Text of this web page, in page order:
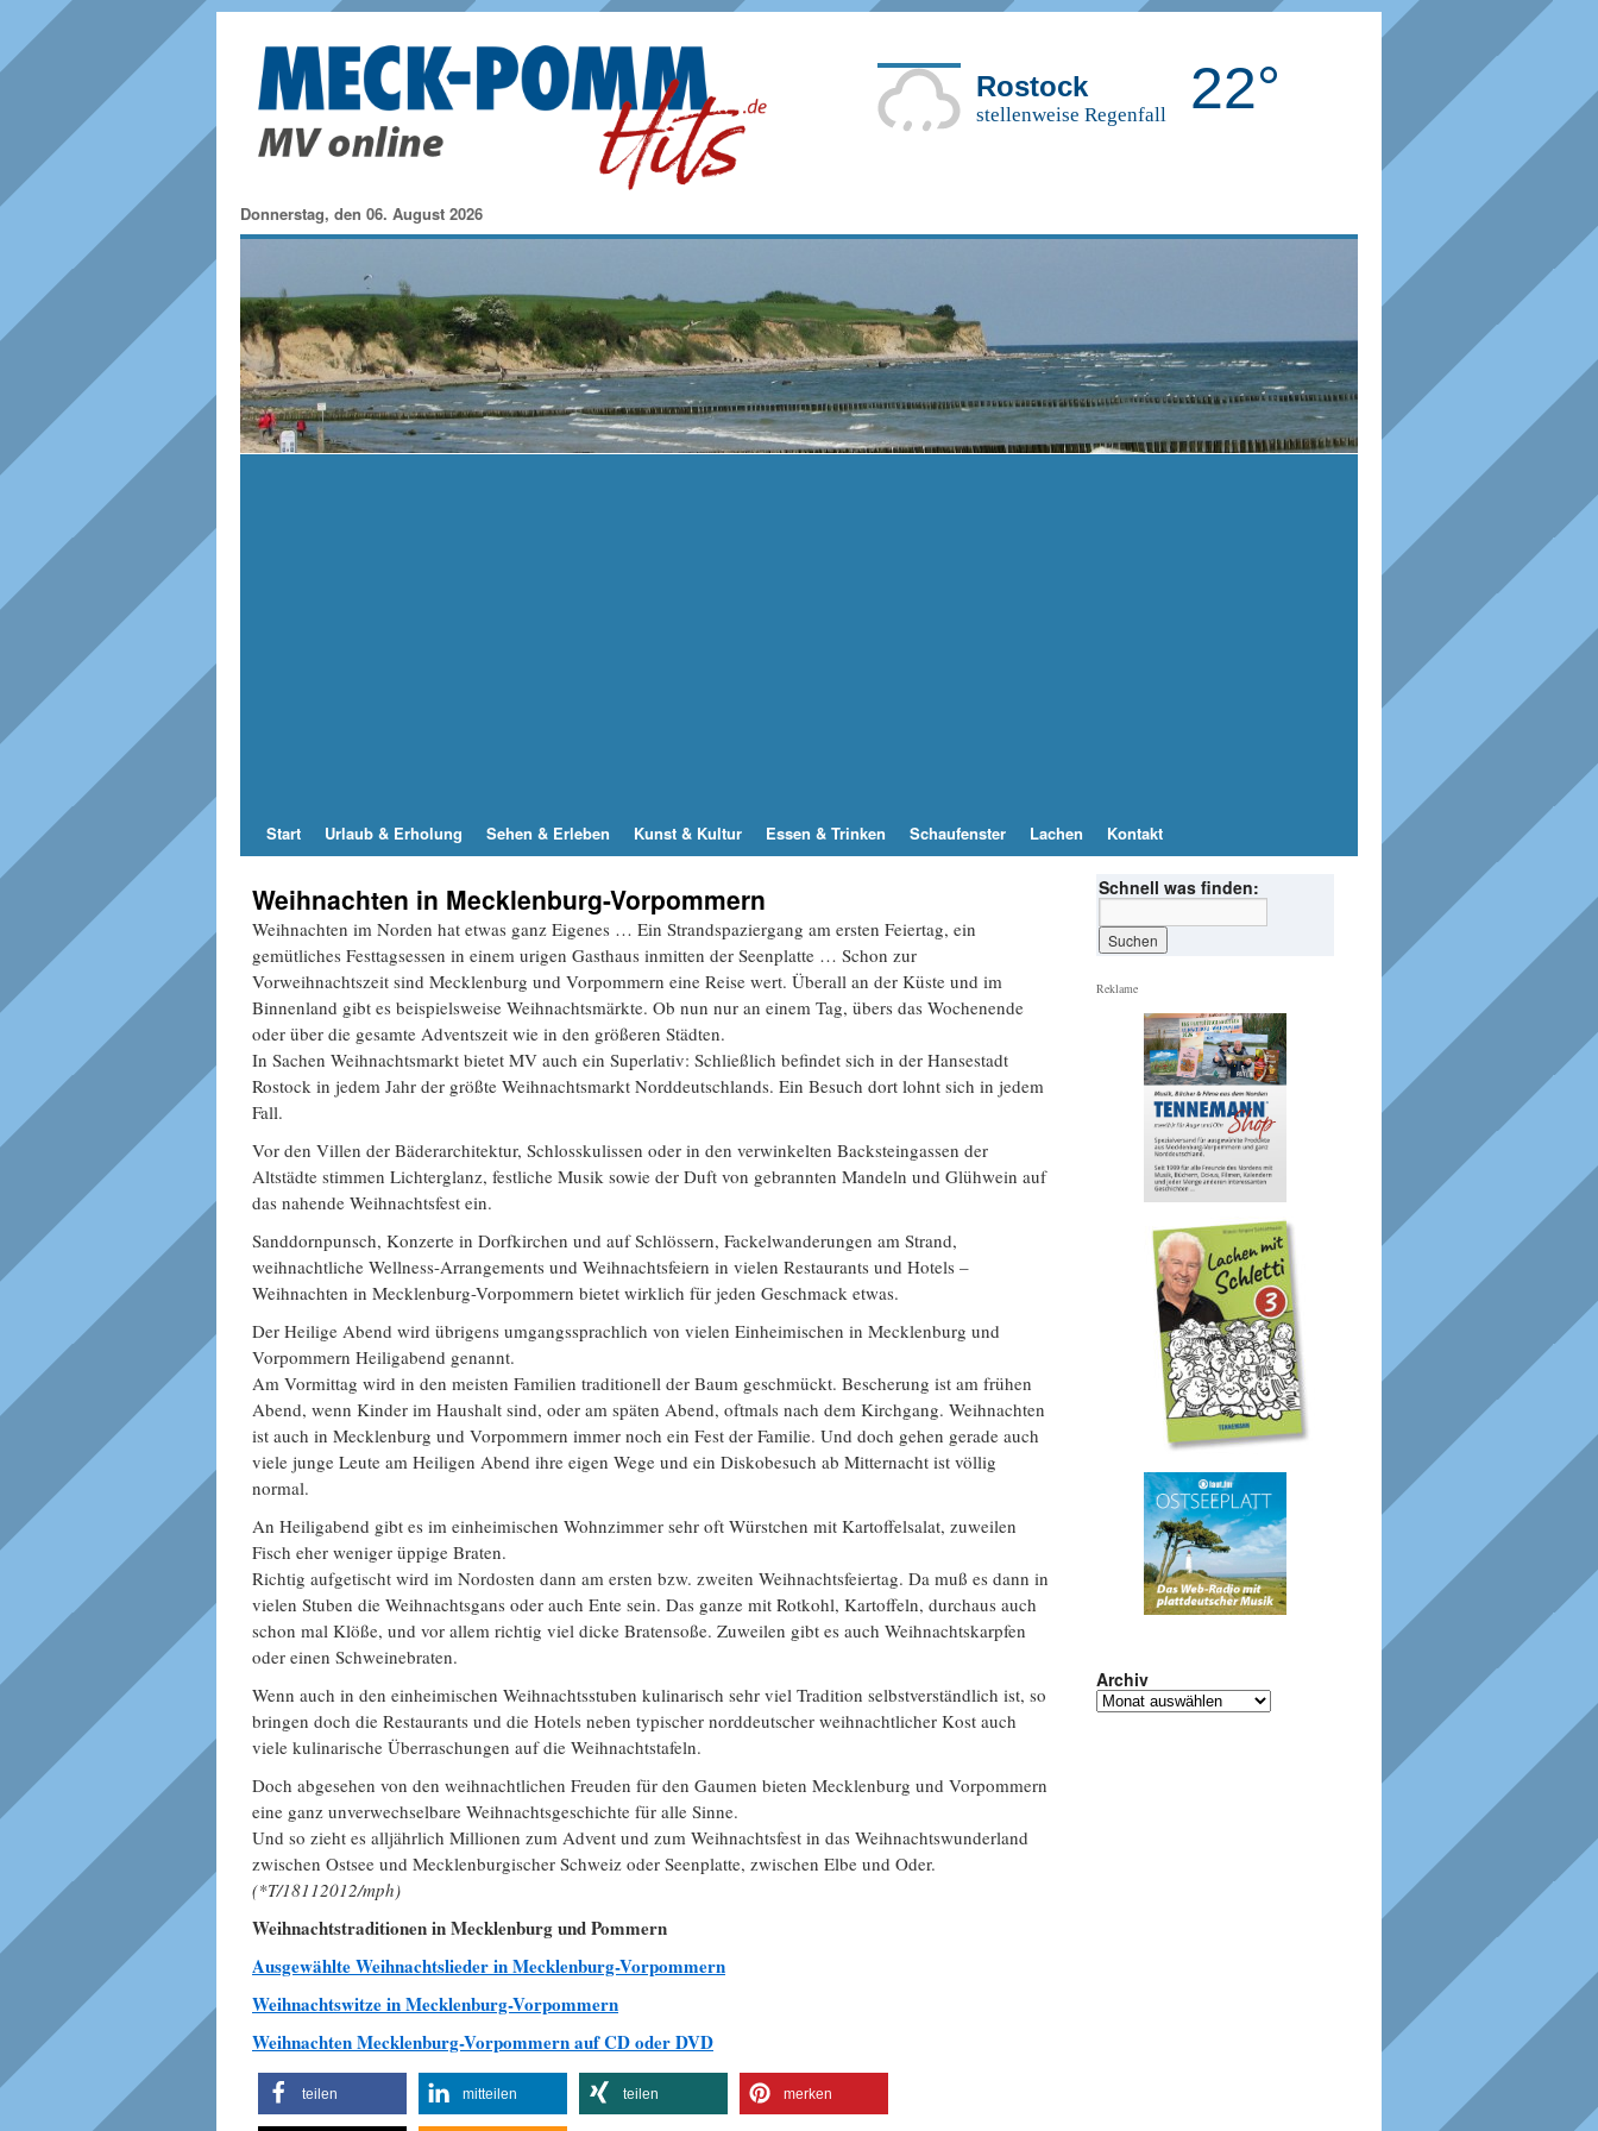
Donnerstag, den 06. August 2026
Rostock
stellenweise Regenfall 22°
Start Urlaub & Erholung Sehen & Erleben Kunst & Kultur Essen & Trinken Schaufenster Lachen Kontakt
Weihnachten in Mecklenburg-Vorpommern
Weihnachten im Norden hat etwas ganz Eigenes … Ein Strandspaziergang am ersten Feiertag, ein
gemütliches Festtagsessen in einem urigen Gasthaus inmitten der Seenplatte … Schon zur
Vorweihnachtszeit sind Mecklenburg und Vorpommern eine Reise wert. Überall an der Küste und im
Binnenland gibt es beispielsweise Weihnachtsmärkte. Ob nun nur an einem Tag, übers das Wochenende
oder über die gesamte Adventszeit wie in den größeren Städten.
In Sachen Weihnachtsmarkt bietet MV auch ein Superlativ: Schließlich befindet sich in der Hansestadt
Rostock in jedem Jahr der größte Weihnachtsmarkt Norddeutschlands. Ein Besuch dort lohnt sich in jedem
Fall.
Vor den Villen der Bäderarchitektur, Schlosskulissen oder in den verwinkelten Backsteingassen der
Altstädte stimmen Lichterglanz, festliche Musik sowie der Duft von gebrannten Mandeln und Glühwein auf
das nahende Weihnachtsfest ein.
Sanddornpunsch, Konzerte in Dorfkirchen und auf Schlössern, Fackelwanderungen am Strand,
weihnachtliche Wellness-Arrangements und Weihnachtsfeiern in vielen Restaurants und Hotels –
Weihnachten in Mecklenburg-Vorpommern bietet wirklich für jeden Geschmack etwas.
Der Heilige Abend wird übrigens umgangssprachlich von vielen Einheimischen in Mecklenburg und
Vorpommern Heiligabend genannt.
Am Vormittag wird in den meisten Familien traditionell der Baum geschmückt. Bescherung ist am frühen
Abend, wenn Kinder im Haushalt sind, oder am späten Abend, oftmals nach dem Kirchgang. Weihnachten
ist auch in Mecklenburg und Vorpommern immer noch ein Fest der Familie. Und doch gehen gerade auch
viele junge Leute am Heiligen Abend ihre eigen Wege und ein Diskobesuch ab Mitternacht ist völlig
normal.
An Heiligabend gibt es im einheimischen Wohnzimmer sehr oft Würstchen mit Kartoffelsalat, zuweilen
Fisch eher weniger üppige Braten.
Richtig aufgetischt wird im Nordosten dann am ersten bzw. zweiten Weihnachtsfeiertag. Da muß es dann in
vielen Stuben die Weihnachtsgans oder auch Ente sein. Das ganze mit Rotkohl, Kartoffeln, durchaus auch
schon mal Klöße, und vor allem richtig viel dicke Bratensoße. Zuweilen gibt es auch Weihnachtskarpfen
oder einen Schweinebraten.
Wenn auch in den einheimischen Weihnachtsstuben kulinarisch sehr viel Tradition selbstverständlich ist, so
bringen doch die Restaurants und die Hotels neben typischer norddeutscher weihnachtlicher Kost auch
viele kulinarische Überraschungen auf die Weihnachtstafeln.
Doch abgesehen von den weihnachtlichen Freuden für den Gaumen bieten Mecklenburg und Vorpommern
eine ganz unverwechselbare Weihnachtsgeschichte für alle Sinne.
Und so zieht es alljährlich Millionen zum Advent und zum Weihnachtsfest in das Weihnachtswunderland
zwischen Ostsee und Mecklenburgischer Schweiz oder Seenplatte, zwischen Elbe und Oder.
(*T/18112012/mph)
Weihnachtstraditionen in Mecklenburg und Pommern
Ausgewählte Weihnachtslieder in Mecklenburg-Vorpommern
Weihnachtswitze in Mecklenburg-Vorpommern
Weihnachten Mecklenburg-Vorpommern auf CD oder DVD
teilen mitteilen teilen merken
Schnell was finden:
Reklame
Archiv